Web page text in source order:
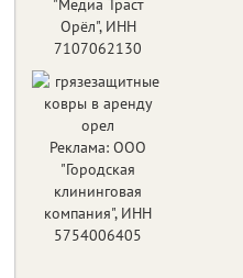
Орёл", ИНН
7107062130
Реклама: ООО
"Городская
клининговая
компания", ИНН
5754006405